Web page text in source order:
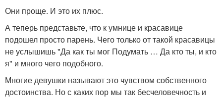
Они проще. И это их плюс.
А теперь представьте, что к умнице и красавице
подошел просто парень. Чего только от такой красавицы
не услышишь "Да как ты мог Подумать … Да кто ты, и кто
я" и много чего подобного.
Многие девушки называют это чувством собственного
достоинства. Но с каких пор мы так бесчеловечность и